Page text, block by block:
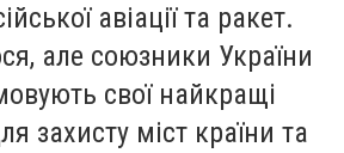
авіації та ракет.
але союзники України
свої найкращі
захисту міст країни та